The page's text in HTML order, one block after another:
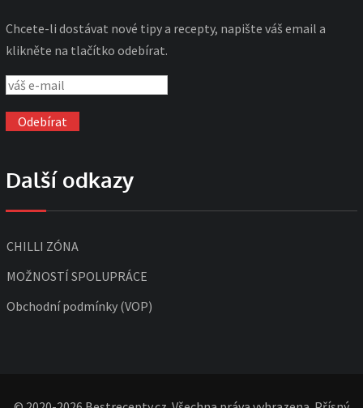
Chcete-li dostávat nové tipy a recepty, napište váš email a
klikněte na tlačítko odebírat.
Další odkazy
CHILLI ZÓNA
MOŽNOSTÍ SPOLUPRÁCE
Obchodní podmínky (VOP)